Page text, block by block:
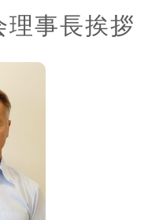
事長挨拶